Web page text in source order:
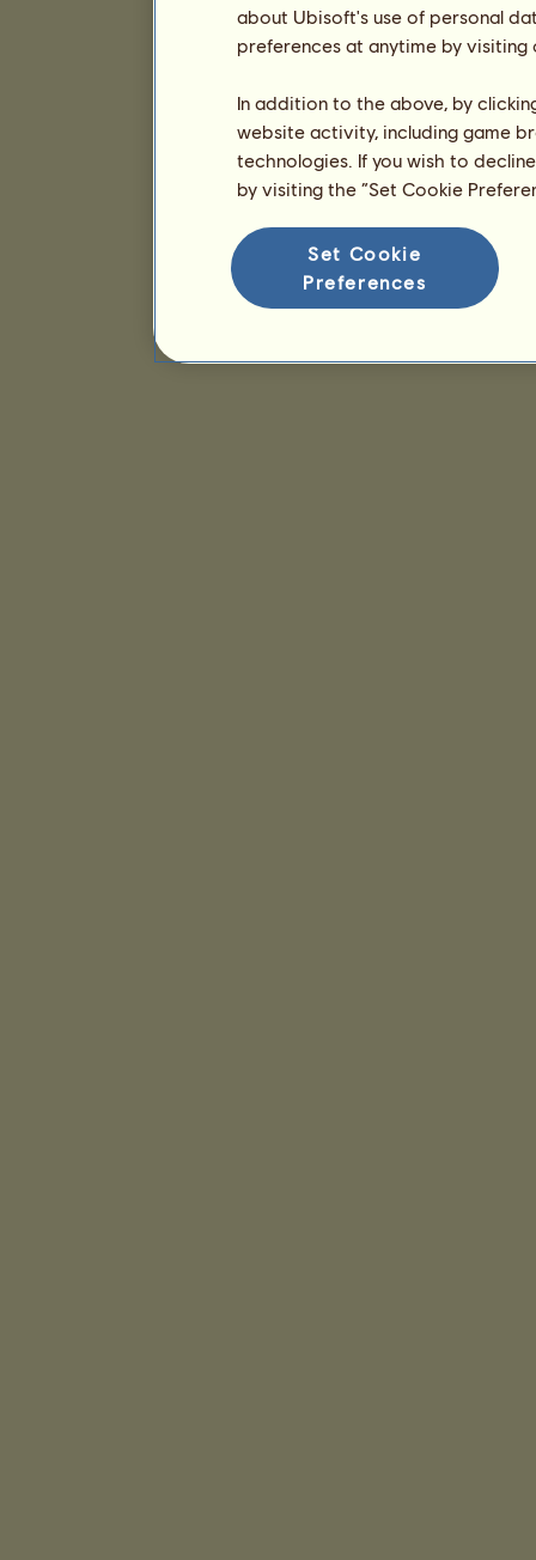
about Ubisoft's use of personal
preferences at anytime by
In addition to the above, by
website activity, including game
technologies. If you wish to
by visiting the “Set Cookie
Set Cookie
Preferences